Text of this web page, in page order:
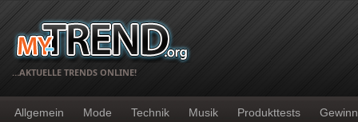
…AKTUELLE TRENDS ONLINE!
Allgemein Mode Technik Musik Produkttests